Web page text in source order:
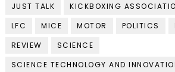
JUST TALK
KICKBOXING
LFC
MICE MOTOR POLITICS
REVIEW
SCIENCE
SCIENCE TECHNOLOGY AND